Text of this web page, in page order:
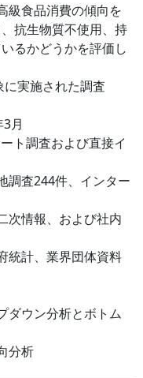
級食品消費の傾向を
抗生物質不使用、持
るかどうかを評価し
実施された調査
月
ト調査および直接イ
調査244件、インター
次情報、および社内
統計、業界団体資料
ダウン分析とボトム
分析